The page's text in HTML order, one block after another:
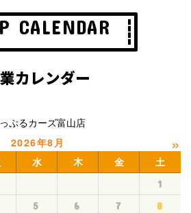
CALENDAR
カレンダー
ぷるカーズ富山店
2026年8月 »
水 木 金 土
1
5 6 7
8